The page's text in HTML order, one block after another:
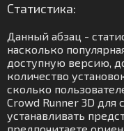
Статистика:
Данный абзац -
насколько
доступную версию,
количество
сколько
Crowd Runner 3D
устанавливать